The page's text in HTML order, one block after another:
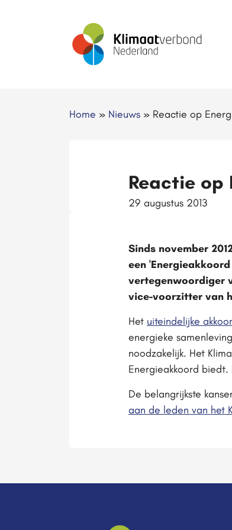
Home » Nieuws » Reactie op
Reactie op
29 augustus 2013
Sinds november
een
vertegenwoordiger
vice-voorzitter van
Het uiteindelijke
energieke
noodzakelijk. Het
Energieakkoord
De belangrijkste
aan de leden van het